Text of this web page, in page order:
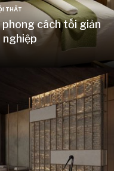
THẤT
cách tối giản
nghiệp